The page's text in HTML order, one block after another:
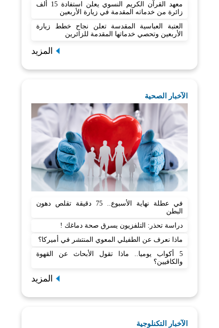
معهد القرآن الكريم النسوي يعلن استفادة 15 ألف
زائرة من خدماته المقدمة في زيارة الأربعين
العتبة العباسية المقدسة تعلن نجاح خطط زيارة
الأربعين وتحصي خدماتها المقدمة للزائرين
المزيد
الآخبار الصحية
في عطلة نهاية الأسبوع.. 75 دقيقة تقلص دهون
البطن
دراسة تحذر: التلفزيون يسرق صحة دماغك !
ماذا نعرف عن الطفيلي المعوي المنتشر في أميركا؟
5 أكواب يوميا.. ماذا تقول الأبحاث عن القهوة
والكافيين؟
المزيد
الآخبار التكنلوجية